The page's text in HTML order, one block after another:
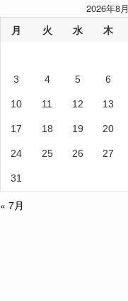
2026年8月
月 火 水 木
3 4 5 6
10 11 12 13
17 18 19 20
24 25 26 27
31
« 7月